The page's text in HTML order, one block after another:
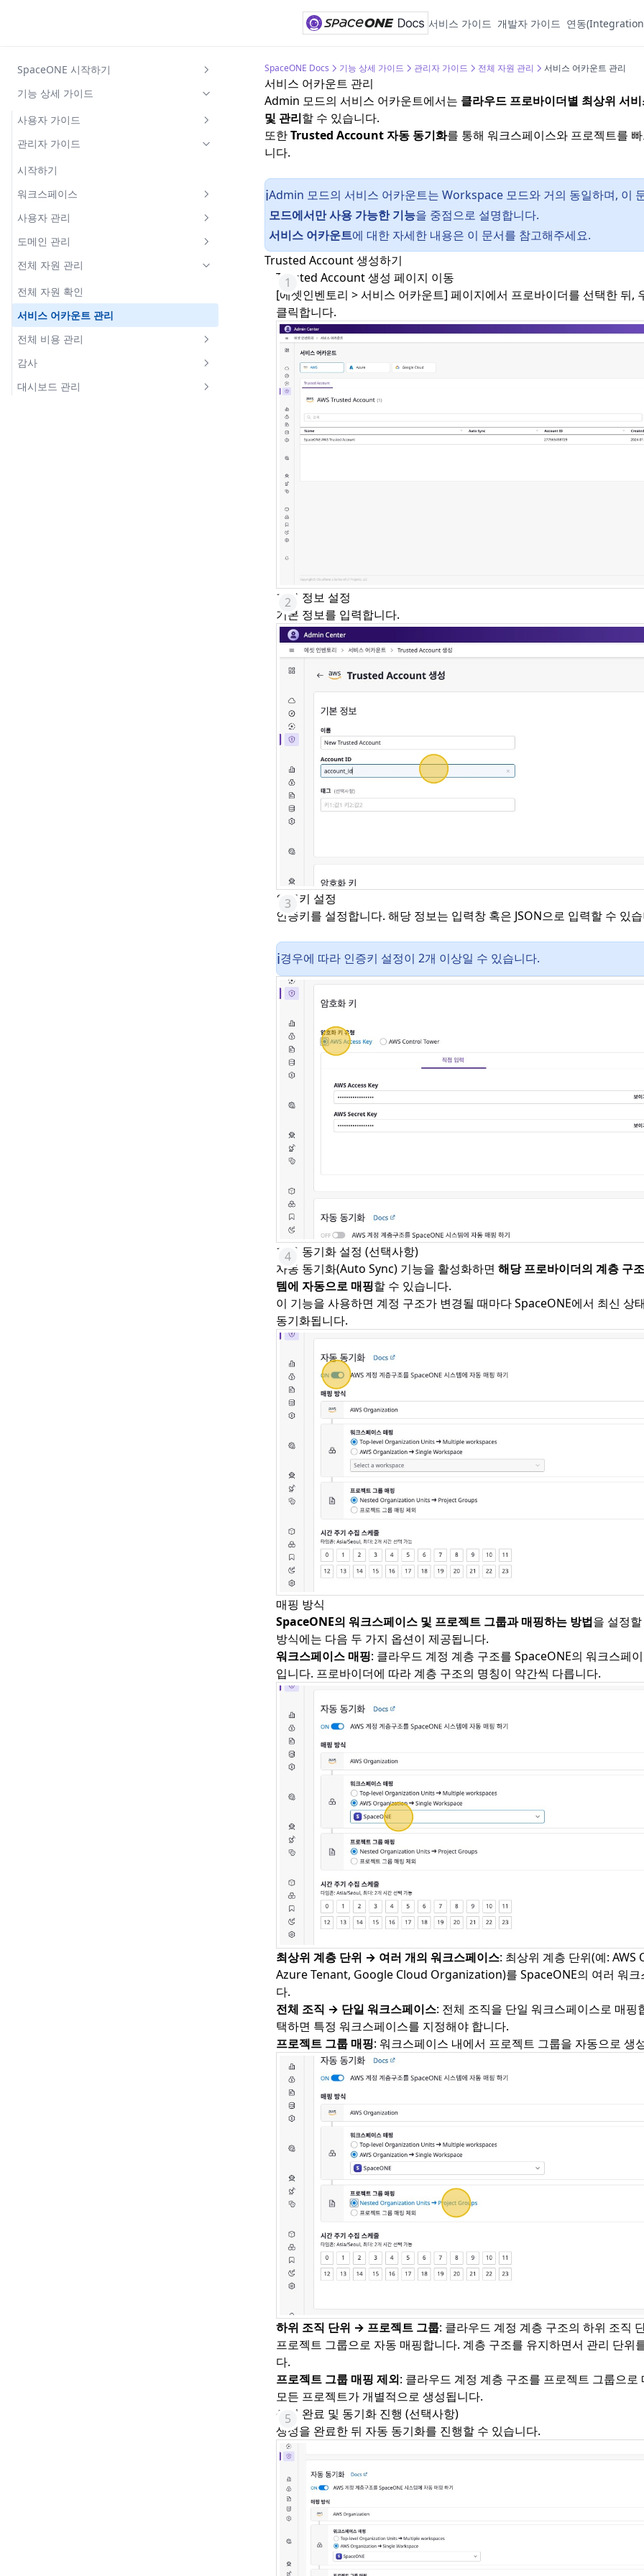
서비스 가이드 개발자 가이드 연동
SpaceONE 시작하기
기본 화면 구성
로그인 설정
권한 체계 및 역할(Role)
기능 상세 가이드
사용자 가이드
시작하기
홈
대시보드
대시보드 권한
대시보드 생성 및 관리
대시보드 생성
대시보드 공유
대시보드 폴더
위젯 생성
데이터 테이블 생성
위젯 옵션 설정
프로젝트
프로젝트 생성 및 관리
프로젝트 멤버 관리
에셋 인벤토리
클라우드 서비스
클라우드 서비스 목록 조회
클라우드 서비스 상세
클라우드 서비스 자원 상세
서버
보안
메트릭 분석
컬렉터
컬렉터 생성
서비스 어카운트
비용 관리
비용 분석
예산
비용 리포트
얼럿 매니저
얼럿 서비스 생성
얼럿 서비스 관리
전체 요약
얼럿
얼럿 생성 및 조회
사용자 및 접근 관리
사용자
사용자 그룹
앱
마이페이지
계정 & 프로필
알림 채널
사용자 편의 기능
커스텀 테이블
관리자 가이드
시작하기
워크스페이스
워크스페이스 관리
워크스페이스 그룹
사용자 관리
사용자 초대 및 관리
역할 관리
IP 접근제어
도메인 관리
글로벌 북마크 관리
공지사항 관리
워크스페이스 휴면 정책 설정
도메인 설정
비밀번호 만료 정책
전체 자원 관리
전체 자원 확인
서비스 어카운트 관리
전체 비용 관리
전체 비용 분석
워크스페이스별 예산 관리
감사
개인정보 관리
대시보드 관리
SpaceONE Docs 기능 상세 가이드 관리자 가이드 전체 자원 관리 서비스 어카운트 관리
서비스 어카운트 관리
Admin 모드의 서비스 어카운트에서는 클라우드 프로바이더별 최상위 서
및 관리할 수 있습니다.
또한Trusted Account 자동 동기화를 통해 워크스페이스와 프로젝트를
니다.
ℹ️Admin 모드의 서비스 어카운트는 Workspace 모드와 거의 동일하며, 이
모드에서만 사용 가능한 기능을 중점으로 설명합니다.
서비스 어카운트에 대한 자세한 내용은 이 문서를 참고해주세요.
Trusted Account 생성하기
Trusted Account 생성 페이지 이동
[에셋인벤토리 > 서비스 어카운트] 페이지에서 프로바이더를 선택한 뒤,
클릭합니다.
기본 정보 설정
기본 정보를 입력합니다.
인증키 설정
인증키를 설정합니다. 해당 정보는 입력창 혹은 JSON으로 입력할 수 있
ℹ️경우에 따라 인증키 설정이 2개 이상일 수 있습니다.
자동 동기화 설정 (선택사항)
자동 동기화(Auto Sync) 기능을 활성화하면 해당 프로바이더의 계층 구
템에 자동으로 매핑할 수 있습니다.
이 기능을 사용하면 계정 구조가 변경될 때마다 SpaceONE에서 최신 상
동기화됩니다.
매핑 방식
SpaceONE의 워크스페이스 및 프로젝트 그룹과 매핑하는 방법을 설정
방식에는 다음 두 가지 옵션이 제공됩니다.
워크스페이스 매핑: 클라우드 계정 계층 구조를 SpaceONE의 워크스페
입니다. 프로바이더에 따라 계층 구조의 명칭이 약간씩 다릅니다.
최상위 계층 단위 → 여러 개의 워크스페이스: 최상위 계층 단위(예:
Azure Tenant, Google Cloud Organization)를 SpaceONE의 여러 워크
다.
전체 조직 → 단일 워크스페이스: 전체 조직을 단일 워크스페이스로 매핑
택하면 특정 워크스페이스를 지정해야 합니다.
프로젝트 그룹 매핑: 워크스페이스 내에서 프로젝트 그룹을 자동으로 생
하위 조직 단위 → 프로젝트 그룹: 클라우드 계정 계층 구조의 하위 조직
프로젝트 그룹으로 자동 매핑합니다. 계층 구조를 유지하면서 관리 단위
다.
프로젝트 그룹 매핑 제외: 클라우드 계정 계층 구조를 프로젝트 그룹으로
모든 프로젝트가 개별적으로 생성됩니다.
생성 완료 및 동기화 진행 (선택사항)
생성을 완료한 뒤 자동 동기화를 진행할 수 있습니다.